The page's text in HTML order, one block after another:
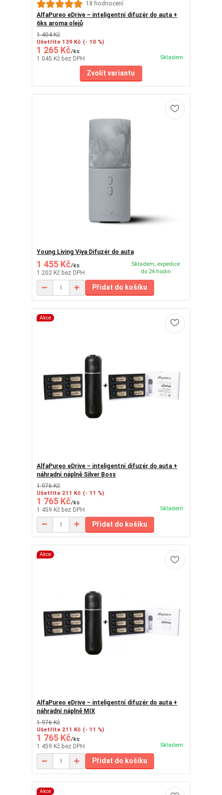
18 hodnocení
AlfaPureo eDrive – inteligentní difuzér do auta +
6ks aroma olejů
1 404 Kč
Ušetříte 139 Kč (- 10 %)
1 265 Kč/ks
1 045 Kč bez DPH Skladem
Zvolit variantu
Young Living Viya Difuzér do auta
1 455 Kč/ks
1 202 Kč bez DPH
Skladem, expedice
do 24 hodin
Přidat do košíku
Akce
AlfaPureo eDrive – inteligentní difuzér do auta +
náhradní náplně Silver Boss
1 976 Kč
Ušetříte 211 Kč (- 11 %)
1 765 Kč/ks
1 459 Kč bez DPH Skladem
Přidat do košíku
Akce
AlfaPureo eDrive – inteligentní difuzér do auta +
náhradní náplně MIX
1 976 Kč
Ušetříte 211 Kč (- 11 %)
1 765 Kč/ks
1 459 Kč bez DPH Skladem
Přidat do košíku
Akce